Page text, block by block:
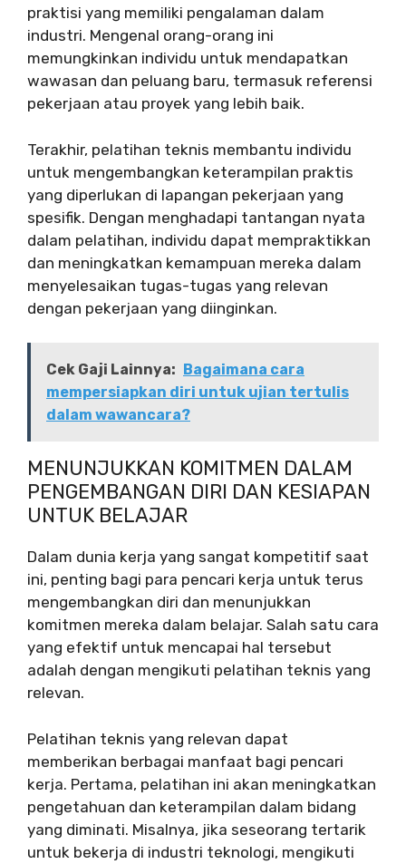
praktisi yang memiliki pengalaman dalam
industri. Mengenal orang-orang ini
memungkinkan individu untuk mendapatkan
wawasan dan peluang baru, termasuk referensi
pekerjaan atau proyek yang lebih baik.
Terakhir, pelatihan teknis membantu individu
untuk mengembangkan keterampilan praktis
yang diperlukan di lapangan pekerjaan yang
spesifik. Dengan menghadapi tantangan nyata
dalam pelatihan, individu dapat mempraktikkan
dan meningkatkan kemampuan mereka dalam
menyelesaikan tugas-tugas yang relevan
dengan pekerjaan yang diinginkan.
Cek Gaji Lainnya: Bagaimana cara
mempersiapkan diri untuk ujian tertulis
dalam wawancara?
MENUNJUKKAN KOMITMEN DALAM
PENGEMBANGAN DIRI DAN KESIAPAN
UNTUK BELAJAR
Dalam dunia kerja yang sangat kompetitif saat
ini, penting bagi para pencari kerja untuk terus
mengembangkan diri dan menunjukkan
komitmen mereka dalam belajar. Salah satu cara
yang efektif untuk mencapai hal tersebut
adalah dengan mengikuti pelatihan teknis yang
relevan.
Pelatihan teknis yang relevan dapat
memberikan berbagai manfaat bagi pencari
kerja. Pertama, pelatihan ini akan meningkatkan
pengetahuan dan keterampilan dalam bidang
yang diminati. Misalnya, jika seseorang tertarik
untuk bekerja di industri teknologi, mengikuti